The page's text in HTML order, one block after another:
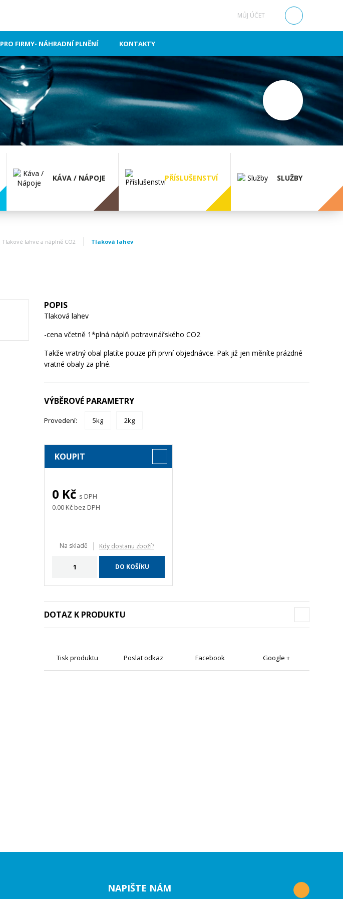
MŮJ ÚČET
PRO FIRMY- NÁHRADNÍ PLNĚNÍ KONTAKTY
KÁVA / NÁPOJE PŘÍSLUŠENSTVÍ SLUŽBY
Tlakové lahve a náplně CO2 Tlaková lahev
POPIS
Tlaková lahev
-cena včetně 1*plná náplň potravinářského CO2
Takže vratný obal platíte pouze při první objednávce. Pak již jen měníte prázdné
vratné obaly za plné.
VÝBĚROVÉ PARAMETRY
Provedení: 5kg 2kg
KOUPIT
0 Kč s DPH
0.00Kč bez DPH
Na skladě Kdy dostanu zboží?
DO KOŠÍKU
DOTAZ K PRODUKTU
Tisk produktu Poslat odkaz Facebook Google +
NAPIŠTE NÁM